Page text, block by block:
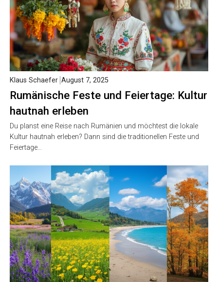
Rumänische Feste und Feiertage: Kultur
hautnah erleben
Klaus Schaefer August 7, 2025
Du planst eine Reise nach Rumänien und möchtest die lokale
Kultur hautnah erleben? Dann sind die traditionellen Feste und
Feiertage…